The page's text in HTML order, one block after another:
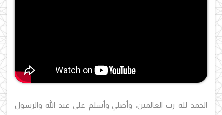
الحمد لله رب العالمين، وأصلي وأسلم على عبد الله والرسول